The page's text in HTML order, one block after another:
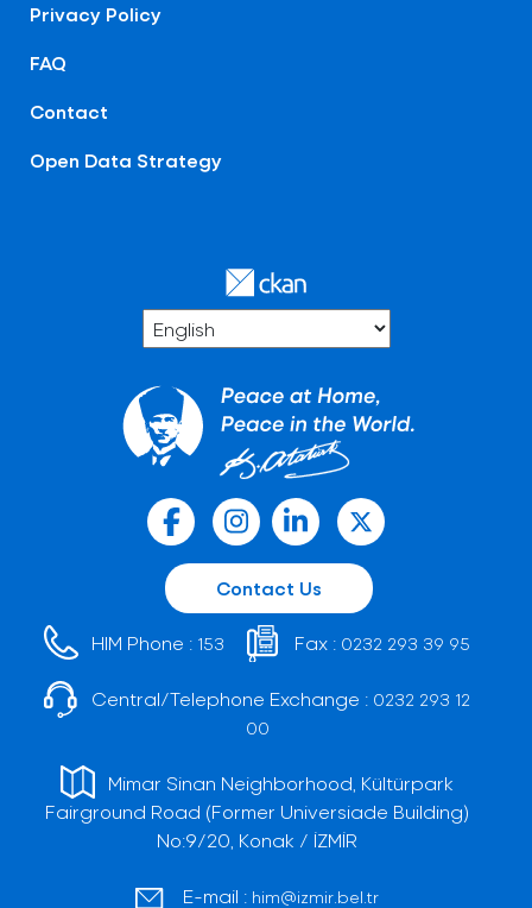
Privacy Policy
FAQ
Contact
Open Data Strategy
Contact Us
HIM Phone : 153 Fax : 0232 293 39 95
Central/Telephone Exchange : 0232 293 12
00
Mimar Sinan Neighborhood, Kültürpark
Fairground Road (Former Universiade Building)
No:9/20, Konak / İZMİR
E-mail : him@izmir.bel.tr